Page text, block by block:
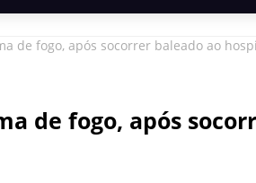
de fogo, após socorrer baleado ao
de fogo, após